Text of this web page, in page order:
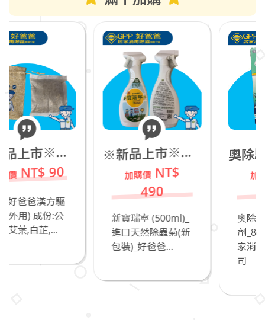
新品上市※好爸爸漢方驅蚊包(外用)
驅
公
※新品上市※新寶瑞寧 (500ml)_進口天然除蟲菊(新包裝)_若有飼養貓咪不推薦
NT$
490
新寶瑞寧 (500ml)_
進口天然除蟲菊(新
包裝)_好爸爸...
奧
NT$
130
奧除驅蟻劑_凝膠餌
劑_80g_好爸爸居
家消毒除蟲有限公